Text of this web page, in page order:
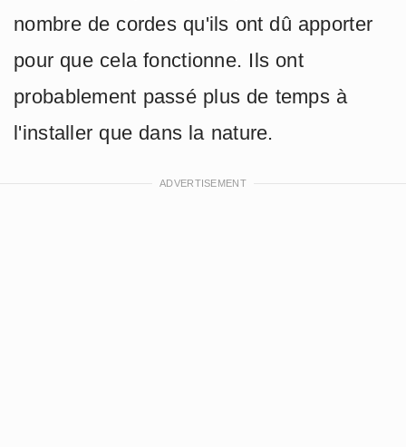
nombre de cordes qu'ils ont dû apporter
pour que cela fonctionne. Ils ont
probablement passé plus de temps à
l'installer que dans la nature.